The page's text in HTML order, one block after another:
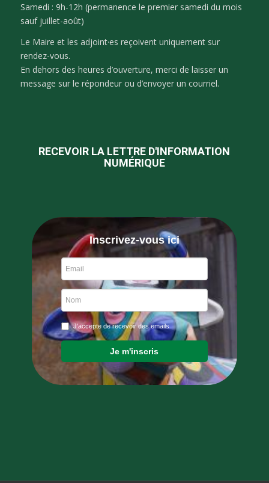
Samedi : 9h-12h (permanence le premier samedi du mois
sauf juillet-août)
Le Maire et les adjoint·es reçoivent uniquement sur
rendez-vous.
En dehors des heures d’ouverture, merci de laisser un
message sur le répondeur ou d’envoyer un courriel.
RECEVOIR LA LETTRE D'INFORMATION
NUMÉRIQUE
Inscrivez-vous ici
J'accepte de recevoir des emails
Je m'inscris